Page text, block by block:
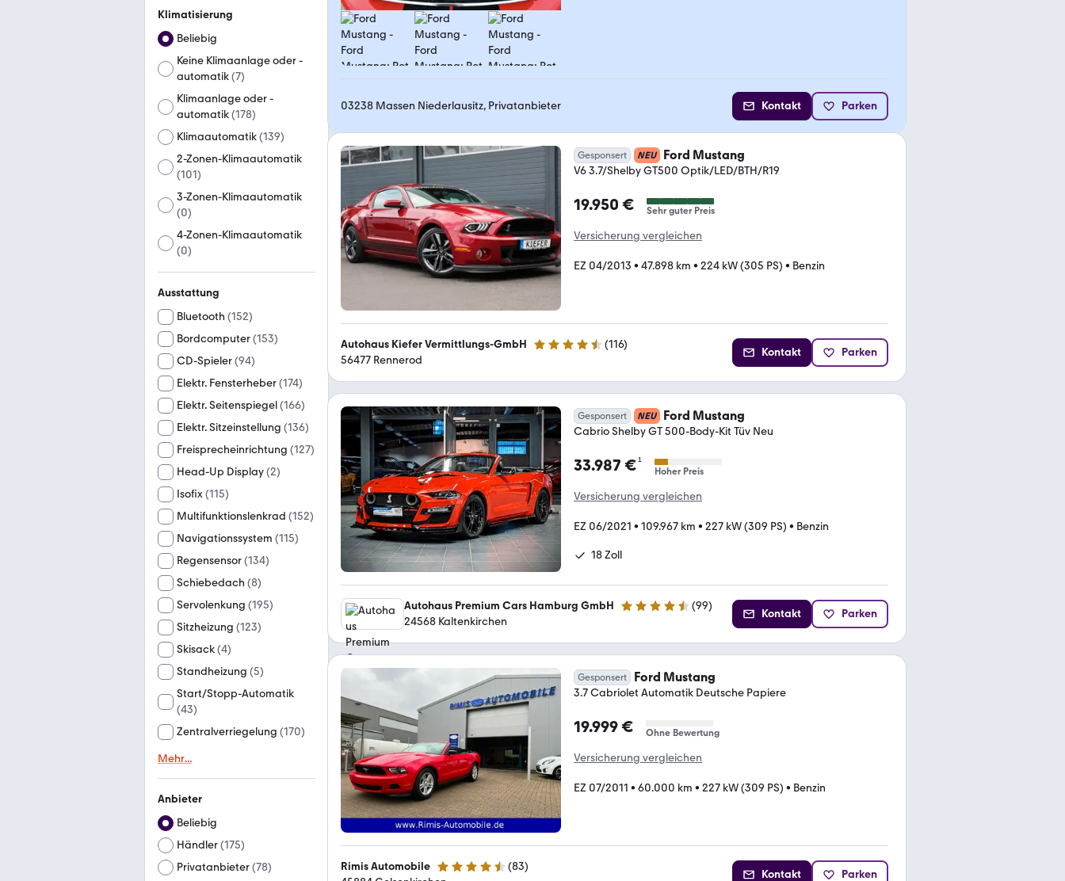
Klimatisierung
Beliebig
Keine Klimaanlage oder -
automatik(7)
Klimaanlage oder -
automatik(178)
Klimaautomatik(139)
2-Zonen-Klimaautomatik
(101)
3-Zonen-Klimaautomatik
(0)
4-Zonen-Klimaautomatik
(0)
Ausstattung
Bluetooth (152)
Bordcomputer(153)
CD-Spieler(94)
Elektr. Fensterheber(174)
Elektr. Seitenspiegel(166)
Elektr. Sitzeinstellung (136)
Freisprecheinrichtung (127)
Head-Up Display(2)
Isofix(115)
Multifunktionslenkrad (152)
Navigationssystem (115)
Regensensor(134)
Schiebedach (8)
Servolenkung (195)
Sitzheizung (123)
Skisack(4)
Standheizung (5)
Start/Stopp-Automatik
(43)
Zentralverriegelung (170)
Mehr...
Anbieter
Beliebig
Händler(175)
Privatanbieter(78)
03238 Massen Niederlausitz, Privatanbieter Kontakt Parken
Gesponsert NEU Ford Mustang
V6 3.7/Shelby GT500 Optik/LED/BTH/R19
19.950 € Sehr guter Preis
Versicherung vergleichen
EZ 04/2013 • 47.898 km • 224 kW (305 PS) • Benzin
Autohaus Kiefer Vermittlungs-GmbH 4.6 Sterne (116)
56477 Rennerod
Kontakt Parken
Gesponsert NEU Ford Mustang
Cabrio Shelby GT 500-Body-Kit Tüv Neu
33.987 €¹
Hoher Preis
Versicherung vergleichen
EZ 06/2021 • 109.967 km • 227 kW (309 PS) • Benzin
18 Zoll
Autohaus Premium Cars Hamburg GmbH 4.3 Sterne (99)
24568 Kaltenkirchen
Kontakt Parken
Gesponsert Ford Mustang
3.7 Cabriolet Automatik Deutsche Papiere
19.999 € Ohne Bewertung
Versicherung vergleichen
EZ 07/2011 • 60.000 km • 227 kW (309 PS) • Benzin
Rimis Automobile 4.7 Sterne (83)
Kontakt Parken